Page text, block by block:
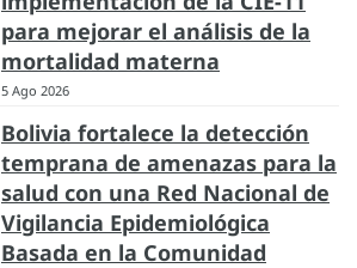
para mejorar el análisis de la
mortalidad materna
5 Ago 2026
Bolivia fortalece la detección
temprana de amenazas para la
salud con una Red Nacional de
Vigilancia Epidemiológica
Basada en la Comunidad